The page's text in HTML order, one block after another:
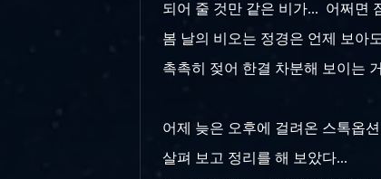
되어 줄 것만 같은 비가... 어쩌면
봄 날의 비오는 정경은 언제 보아
촉촉히 젖어 한결 차분해 보이는
어제 늦은 오후에 걸려온 스톡옵
살펴 보고 정리를 해 보았다...